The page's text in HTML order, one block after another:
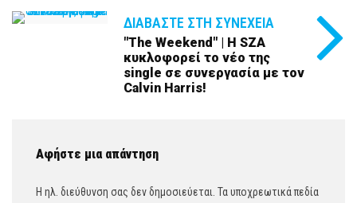
ΔΙΑΒΆΣΤΕ ΣΤΗ ΣΥΝΈΧΕΙΑ
"The Weekend" | Η SZA
κυκλοφορεί το νέο της
single σε συνεργασία με τον
Calvin Harris!
Αφήστε μια απάντηση
Η ηλ. διεύθυνση σας δεν δημοσιεύεται. Τα υποχρεωτικά πεδία